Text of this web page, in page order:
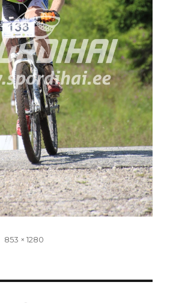
Täissuurus
853 × 1280